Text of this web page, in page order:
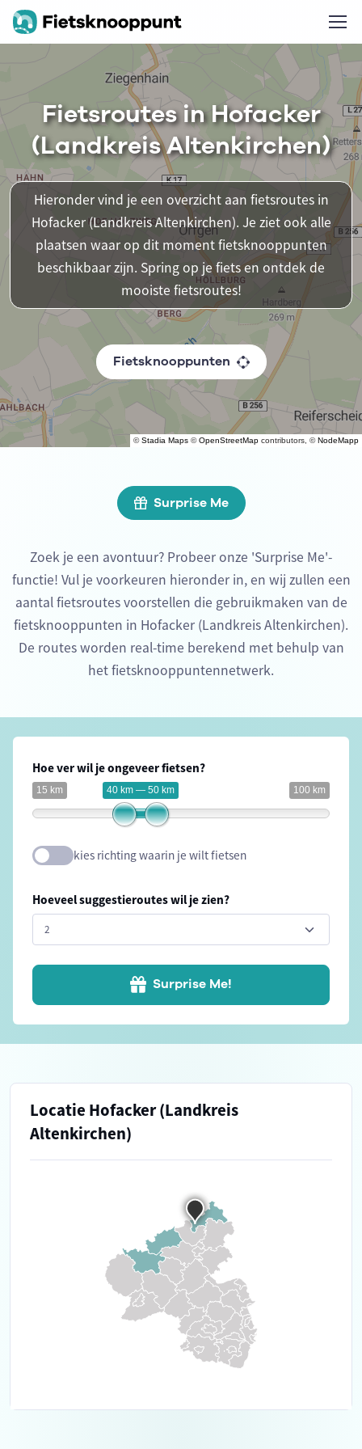
©Stadia Maps ©OpenStreetMap contributors, ©NodeMapp
Fietsroutes in Hofacker
(Landkreis Altenkirchen)
Hieronder vind je een overzicht aan fietsroutes in
Hofacker (Landkreis Altenkirchen). Je ziet ook alle
plaatsen waar op dit moment fietsknooppunten
beschikbaar zijn. Spring op je fiets en ontdek de
mooiste fietsroutes!
Fietsknooppunten
Surprise Me
Zoek je een avontuur? Probeer onze 'Surprise Me'-
functie! Vul je voorkeuren hieronder in, en wij zullen een
aantal fietsroutes voorstellen die gebruikmaken van de
fietsknooppunten in Hofacker (Landkreis Altenkirchen).
De routes worden real-time berekend met behulp van
het fietsknooppuntennetwerk.
Hoe ver wil je ongeveer fietsen?
15 km 100 km
40 km — 50 km
kies richting waarin je wilt fietsen
Hoeveel suggestieroutes wil je zien?
Surprise Me!
Locatie Hofacker (Landkreis
Altenkirchen)